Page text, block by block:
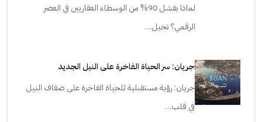
لماذا يفشل 90% من الوسطاء العقاريين في العصر
الرقمي؟ تخيل…
جريان: سر الحياة الفاخرة على النيل الجديد
جريان: رؤية مستقبلية للحياة الفاخرة على ضفاف النيل
في قلب…